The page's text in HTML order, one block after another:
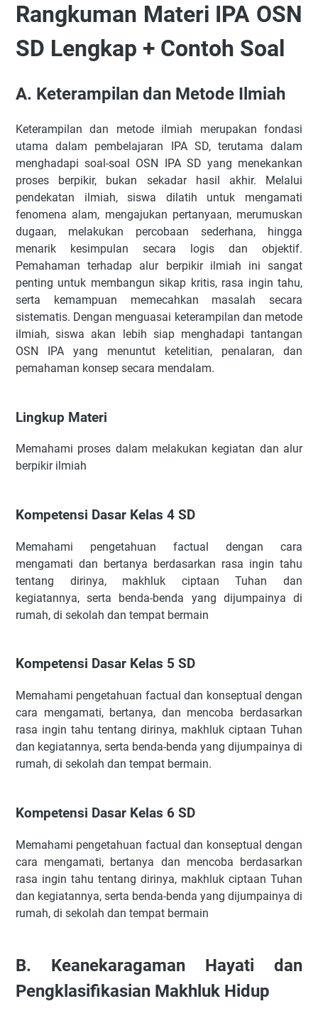
Lingkup Materi
Kompetensi Dasar Kelas 5 SD
B. Keanekaragaman Hayati dan Pengklasifikasian Makhluk
Lingkup Materi
Kompetensi Dasar Kelas 4 SD
C. Proses dan Mekanisme Pada Makhluk Hidup
Lingkup Materi
Kompetensi Dasar Kelas 4 SD
Kompetensi Dasar Kelas 5 SD
Kompetensi Dasar Kelas 6 SD
D. Ekologi, Lingkungan, dan Pelestarian Sumber Daya Alam
Lingkup Materi
Kompetensi Dasar Kelas 4 SD
Kompetensi Dasar Kelas 5 SD
E. Isu kesehatan Lingkungan dan Teknologi
F. Mekanika
Lingkup Materi
Kompetensi Dasar Kelas 4 SD
H. Listrik & Magnet
Lingkup Materi
Kompetensi Dasar Kelas 4 SD
Kompetensi Dasar Kelas 6 SD
Kompetensi Dasar Kelas 4 SD
J. Suhu & Kalor
Lingkup Materi
Kompetensi Dasar Kelas 5 SD
K. Bentuk Energi & Perubahannya
Kompetensi Dasar Kelas 5 SD
L. Bumi, Tata Surya & Antariksa
Lingkup Materi
Kompetensi Dasar Kelas 6 SD
M. Atom
Perluasan dari Kompetensi Dasar Kelas 5 SD
Terbaru!
Rangkuman Materi IPA OSN
SD Lengkap + Contoh Soal
A. Keterampilan dan Metode Ilmiah
Keterampilan dan metode ilmiah merupakan fondasi
utama dalam pembelajaran IPA SD, terutama dalam
menghadapi soal-soal OSN IPA SD yang menekankan
proses berpikir, bukan sekadar hasil akhir. Melalui
pendekatan ilmiah, siswa dilatih untuk mengamati
fenomena alam, mengajukan pertanyaan, merumuskan
dugaan, melakukan percobaan sederhana, hingga
menarik kesimpulan secara logis dan objektif.
Pemahaman terhadap alur berpikir ilmiah ini sangat
penting untuk membangun sikap kritis, rasa ingin tahu,
serta kemampuan memecahkan masalah secara
sistematis. Dengan menguasai keterampilan dan metode
ilmiah, siswa akan lebih siap menghadapi tantangan
OSN IPA yang menuntut ketelitian, penalaran, dan
pemahaman konsep secara mendalam.
Lingkup Materi
Memahami proses dalam melakukan kegiatan dan alur
berpikir ilmiah
Kompetensi Dasar Kelas 4 SD
Memahami pengetahuan factual dengan cara
mengamati dan bertanya berdasarkan rasa ingin tahu
tentang dirinya, makhluk ciptaan Tuhan dan
kegiatannya, serta benda-benda yang dijumpainya di
rumah, di sekolah dan tempat bermain
Kompetensi Dasar Kelas 5 SD
Memahami pengetahuan factual dan konseptual dengan
cara mengamati, bertanya, dan mencoba berdasarkan
rasa ingin tahu tentang dirinya, makhluk ciptaan Tuhan
dan kegiatannya, serta benda-benda yang dijumpainya di
rumah, di sekolah dan tempat bermain.
Kompetensi Dasar Kelas 6 SD
Memahami pengetahuan factual dan konseptual dengan
cara mengamati, bertanya dan mencoba berdasarkan
rasa ingin tahu tentang dirinya, makhluk ciptaan Tuhan
dan kegiatannya, serta benda-benda yang dijumpainya di
rumah, di sekolah dan tempat bermain
B.
Keanekaragaman Hayati dan
Pengklasifikasian Makhluk Hidup